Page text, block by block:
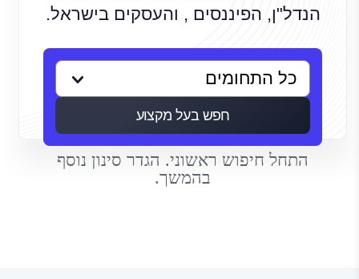
הנדל"ן, הפיננסים , והעסקים בישראל.
חפש בעל מקצוע
התחל חיפוש ראשוני. הגדר סינון נוסף
בהמשך.